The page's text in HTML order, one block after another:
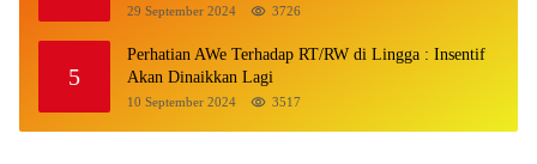
29 September 2024 3726
5
Perhatian AWe Terhadap RT/RW di Lingga : Insentif
Akan Dinaikkan Lagi
10 September 2024 3517